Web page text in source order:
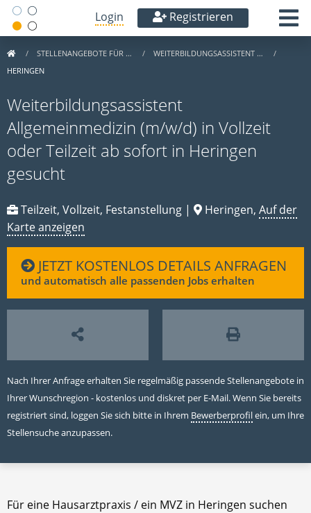
Login Registrieren
STELLENANGEBOTE FÜR …
WEITERBILDUNGSASSISTENT …
HERINGEN
Weiterbildungsassistent
Allgemeinmedizin (m/w/d) in Vollzeit
oder Teilzeit ab sofort in Heringen
gesucht
Teilzeit, Vollzeit, Festanstellung | Heringen, Auf der
Karte anzeigen
JETZT KOSTENLOS DETAILS ANFRAGEN
und automatisch alle passenden Jobs erhalten
Nach Ihrer Anfrage erhalten Sie regelmäßig passende Stellenangebote in
Ihrer Wunschregion - kostenlos und diskret per E-Mail. Wenn Sie bereits
registriert sind, loggen Sie sich bitte in Ihrem Bewerberprofilein, um Ihre
Stellensuche anzupassen.
Für eine Hausarztpraxis / ein MVZ in Heringen suchen